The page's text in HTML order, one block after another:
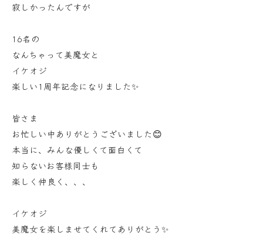
寂しかったんですが
16名の
なんちゃって美魔女と
イケオジ
楽しい1周年記念になりました✨
皆さま
お忙しい中ありがとうございました😊
本当に、みんな優しくて面白くて
知らないお客様同士も
楽しく仲良く、、、
イケオジ
美魔女を楽しませてくれてありがとう✨